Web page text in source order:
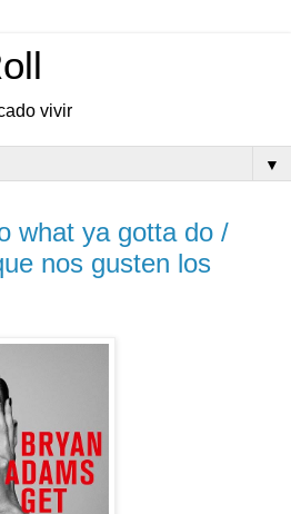
vivir
▼
what ya gotta do /
nos gusten los